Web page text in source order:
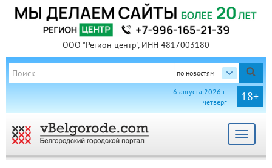
ООО "Регион центр", ИНН 4817003180
по новостям
18+
6 августа 2026 г.
четверг
Toggle